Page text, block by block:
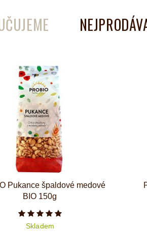
Láhve
Pukance špaldové medové
BIO 150g
Počet hvězdiček je 5 z 5
Skladem